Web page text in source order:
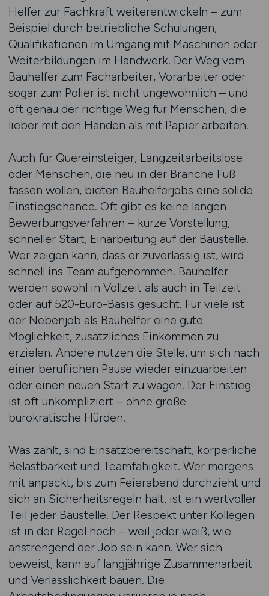
Helfer zur Fachkraft weiterentwickeln – zum
Beispiel durch betriebliche Schulungen,
Qualifikationen im Umgang mit Maschinen oder
Weiterbildungen im Handwerk. Der Weg vom
Bauhelfer zum Facharbeiter, Vorarbeiter oder
sogar zum Polier ist nicht ungewöhnlich – und
oft genau der richtige Weg für Menschen, die
lieber mit den Händen als mit Papier arbeiten.
Auch für Quereinsteiger, Langzeitarbeitslose
oder Menschen, die neu in der Branche Fuß
fassen wollen, bieten Bauhelferjobs eine solide
Einstiegschance. Oft gibt es keine langen
Bewerbungsverfahren – kurze Vorstellung,
schneller Start, Einarbeitung auf der Baustelle.
Wer zeigen kann, dass er zuverlässig ist, wird
schnell ins Team aufgenommen. Bauhelfer
werden sowohl in Vollzeit als auch in Teilzeit
oder auf 520-Euro-Basis gesucht. Für viele ist
der Nebenjob als Bauhelfer eine gute
Möglichkeit, zusätzliches Einkommen zu
erzielen. Andere nutzen die Stelle, um sich nach
einer beruflichen Pause wieder einzuarbeiten
oder einen neuen Start zu wagen. Der Einstieg
ist oft unkompliziert – ohne große
bürokratische Hürden.
Was zählt, sind Einsatzbereitschaft, körperliche
Belastbarkeit und Teamfähigkeit. Wer morgens
mit anpackt, bis zum Feierabend durchzieht und
sich an Sicherheitsregeln hält, ist ein wertvoller
Teil jeder Baustelle. Der Respekt unter Kollegen
ist in der Regel hoch – weil jeder weiß, wie
anstrengend der Job sein kann. Wer sich
beweist, kann auf langjährige Zusammenarbeit
und Verlässlichkeit bauen. Die